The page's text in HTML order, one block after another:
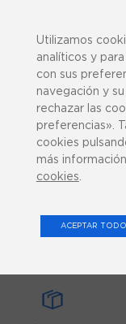
Utilizamos
analíticos y
con sus
navegación y
rechazar las
preferencias».
cookies
más
cookies.
ACEPTAR TODO